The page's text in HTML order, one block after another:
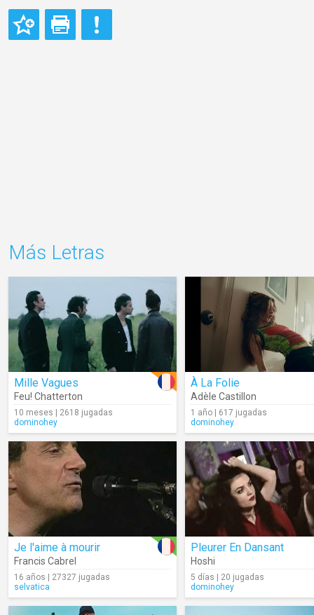
Más Letras
Mille Vagues
Feu! Chatterton
10 meses | 2618 jugadas
dominohey
À La Folie
Adèle Castillon
1 año | 617 jugadas
dominohey
Je l'aime à mourir
Francis Cabrel
16 años | 27327 jugadas
selvatica
Pleurer En Dansant
Hoshi
5 días | 20 jugadas
dominohey